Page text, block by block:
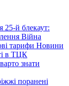
25-й блекаут:
Війна
тарифи Новини
в ТЦК
знати
поранені